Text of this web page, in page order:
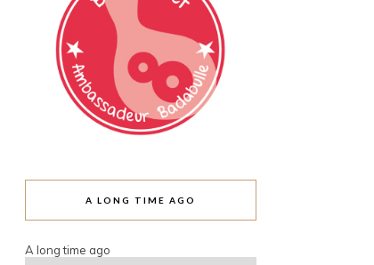
A LONG TIME AGO
A long time ago